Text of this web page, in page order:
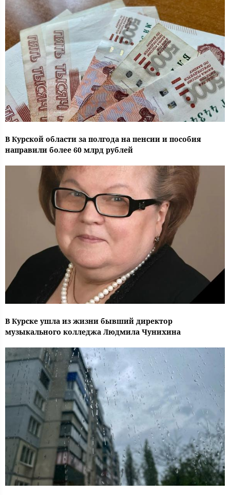
В Курской области за полгода на пенсии и пособия
направили более 60 млрд рублей
В Курске ушла из жизни бывший директор
музыкального колледжа Людмила Чунихина